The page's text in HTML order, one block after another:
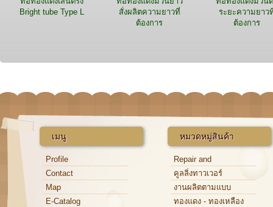
Bright tube Type L
สั่งผลิตความยาวที่
ต้องการ
ระยะความยาว
ต้องการ
เมนู
Profile
Contact
Map
E-Catalog
หมวดหมู่สินค้า
Repair and
Maintenance
คูลลิ่งทาวเวอร์
งานผลิตตามแบบ
ทองแดง - ทองเหลือง